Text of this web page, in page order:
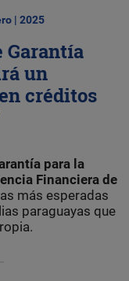
| 2025
Garantía
un
créditos
para la
Financiera de
más esperadas
paraguayas que